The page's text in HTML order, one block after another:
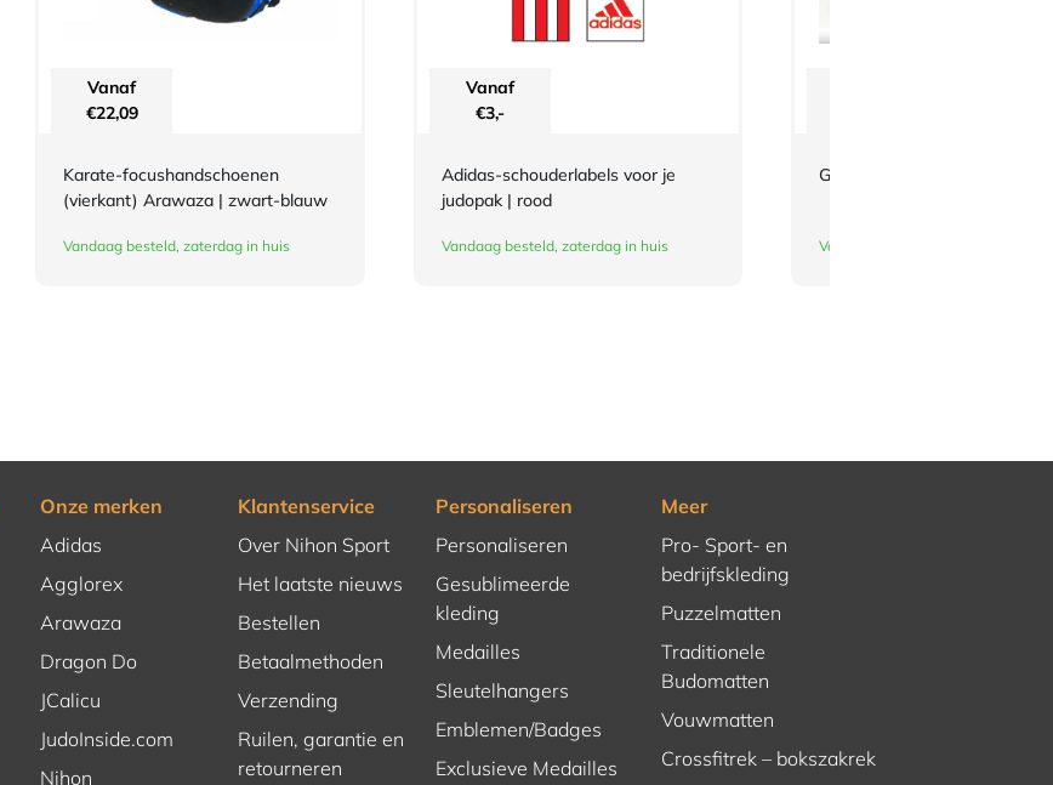
Vanaf
€22,09
Karate-focushandschoenen
(vierkant) Arawaza | zwart-blauw
Vandaag besteld, zaterdag in huis
Vanaf
€3,-
Adidas-schouderlabels voor je
judopak | rood
Vandaag besteld, zaterdag in huis
Griptrainer Adidas The
Vandaag besteld, zaterdag in huis
Onze merken
Adidas
Agglorex
Arawaza
Dragon Do
JCalicu
JudoInside.com
Nihon
Klantenservice
Over Nihon Sport
Het laatste nieuws
Bestellen
Betaalmethoden
Verzending
Ruilen, garantie en
retourneren
Personaliseren
Personaliseren
Gesublimeerde
kleding
Medailles
Sleutelhangers
Emblemen/Badges
Exclusieve Medailles
Meer
Pro- Sport- en
bedrijfskleding
Puzzelmatten
Traditionele
Budomatten
Vouwmatten
Crossfitrek – bokszakrek